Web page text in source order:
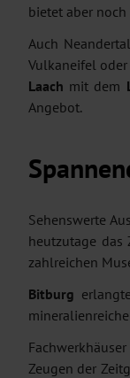
bietet aber noch
Auch
Vulkaneifel
Laach mit dem
Angebot.
Sehenswerte
heutzutage das
zahlreichen
Bitburg
Zeugen der